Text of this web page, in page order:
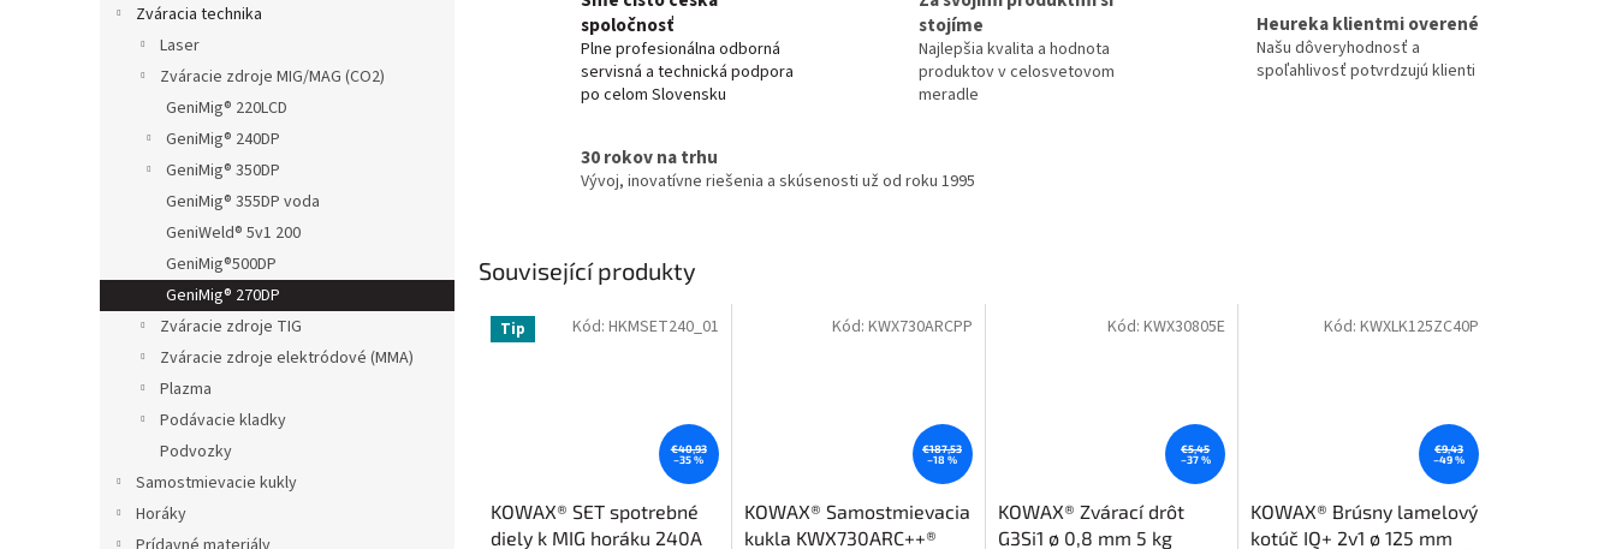
Zváracia technika
Laser
Zváracie zdroje MIG/MAG (CO2)
GeniMig® 220LCD
GeniMig® 240DP
GeniMig® 350DP
GeniMig® 355DP voda
GeniWeld® 5v1 200
GeniMig®500DP
GeniMig® 270DP
Zváracie zdroje TIG
Zváracie zdroje elektródové (MMA)
Plazma
Podávacie kladky
Podvozky
Samostmievacie kukly
Horáky
spoločnosť
Plne profesionálna odborná
servisná a technická podpora
po celom Slovensku
stojíme
Najlepšia kvalita a hodnota
produktov v celosvetovom
meradle
Heureka klientmi overené
Našu dôveryhodnosť a
spoľahlivosť potvrdzujú klienti
30 rokov na trhu
Vývoj, inovatívne riešenia a skúsenosti už od roku 1995
Související produkty
Tip
€40,93
–35 %
KOWAX® SET spotrebné
diely k MIG horáku 240A
Kód: HKMSET240_01
€187,53
–18 %
KOWAX® Samostmievacia
kukla KWX730ARC++®
Kód: KWX730ARCPP
€5,45
–37 %
KOWAX® Zvárací drôt
G3Si1 ø 0,8 mm 5 kg
Kód:KWX30805E
€9,43
–49 %
KOWAX® Brúsny lamelový
kotúč IQ+ 2v1 ø 125 mm
Kód: KWXLK125ZC40P